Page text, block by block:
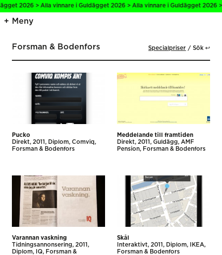
2026 > Alla vinnare i Guldägget 2026 > Alla vinnare i Guldägget 2026 >
Meny
Forsman & Bodenfors Specialpriser Sök ↩
Pucko
Direkt 2011 Diplom Comviq
Forsman & Bodenfors
Meddelande till framtiden
Direkt 2011 Guldägg
AMF
Pension
Forsman & Bodenfors
Varannan vaskning
Tidnings­annonsering
2011
Diplom
IQ
Forsman &
Skål
Interaktivt 2011 Diplom
IKEA
Forsman & Bodenfors